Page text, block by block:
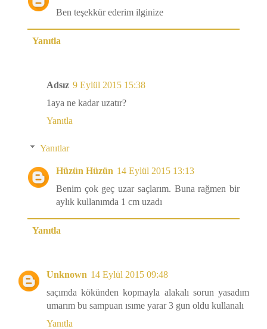
Ben teşekkür ederim ilginize
Yanıtla
Adsız 9 Eylül 2015 15:38
1aya ne kadar uzatır?
Yanıtla
Yanıtlar
Hüzün Hüzün 14 Eylül 2015 13:13
Benim çok geç uzar saçlarım. Buna rağmen bir
aylık kullanımda 1 cm uzadı
Yanıtla
Unknown 14 Eylül 2015 09:48
saçımda kökünden kopmayla alakalı sorun yasadım
umarım bu sampuan ısıme yarar 3 gun oldu kullanalı
Yanıtla